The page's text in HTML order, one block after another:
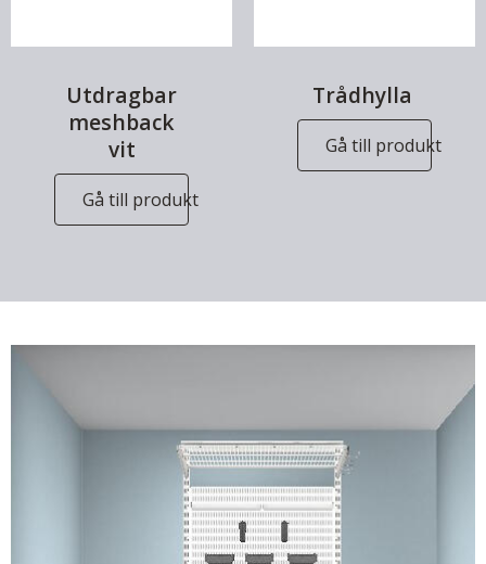
Utdragbar
meshback
vit
Gå till produkt
Trådhylla
Gå till produkt